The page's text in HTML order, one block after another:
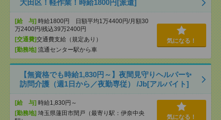
大田区！軽作業！時給1800円[派遣]
[給 与] 時給1800円 日額平均1万4400円/月額30
万2400円/残込39万2400円
[交通費]交通費支給（規定あり）
[勤務地] 流通センター駅から車
気になる！
【無資格でも時給1,830円～】夜間見守りヘルパー✨
訪問介護（週1日から／夜勤専従） /Jb[アルバイト]
[給 与] 時給1,830円～
[勤務地] 埼玉県蓮田市閏戸（最寄り駅：伊奈中央
気になる！